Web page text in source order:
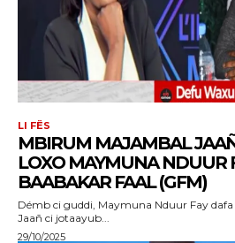
LI FËS
MBIRUM MAJAMBAL
LOXO MAYMUNA NDUUR
BAABAKAR FAAL (GFM)
Démb ci guddi, Maymuna Nduur Fay
Jaañ ci jotaayub...
29/10/2025